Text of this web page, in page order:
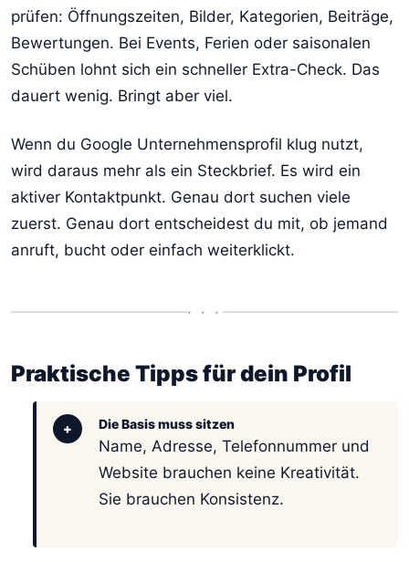
prüfen: Öffnungszeiten, Bilder, Kategorien, Beiträge,
Bewertungen. Bei Events, Ferien oder saisonalen
Schüben lohnt sich ein schneller Extra-Check. Das
dauert wenig. Bringt aber viel.
Wenn du Google Unternehmensprofil klug nutzt,
wird daraus mehr als ein Steckbrief. Es wird ein
aktiver Kontaktpunkt. Genau dort suchen viele
zuerst. Genau dort entscheidest du mit, ob jemand
anruft, bucht oder einfach weiterklickt.
• • •
Praktische Tipps für dein Profil
+ Die Basis muss sitzen
Name, Adresse, Telefonnummer und
Website brauchen keine Kreativität.
Sie brauchen Konsistenz.